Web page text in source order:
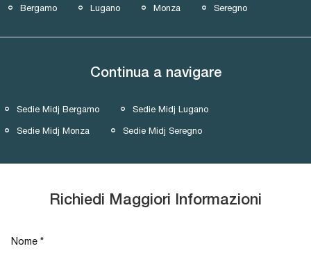
Bergamo Lugano Monza Seregno
Continua a navigare
Sedie Midj Bergamo Sedie Midj Lugano
Sedie Midj Monza Sedie Midj Seregno
Richiedi Maggiori Informazioni